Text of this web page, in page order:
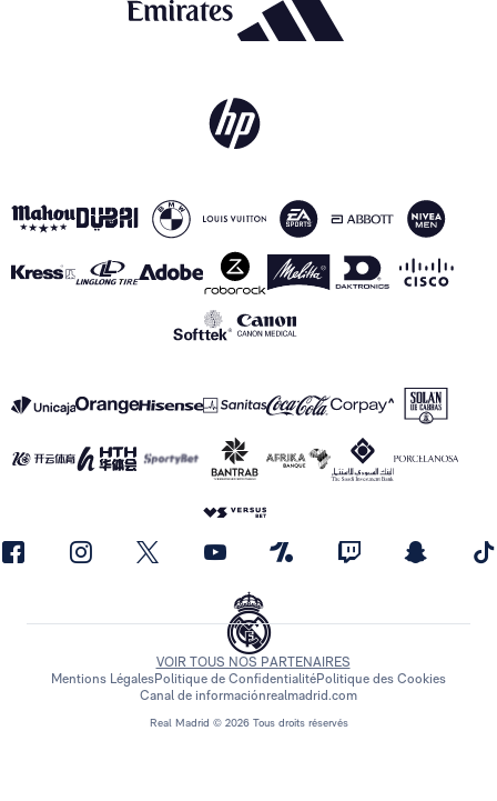
Real Madrid © 2026 Tous droits réservés
VOIR TOUS NOS PARTENAIRES
Mentions LégalesPolitique de ConfidentialitéPolitique des Cookies
Canal de informaciónrealmadrid.com